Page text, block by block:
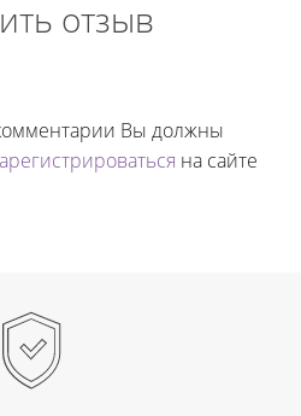
отзыв
Вы должны
на сайте